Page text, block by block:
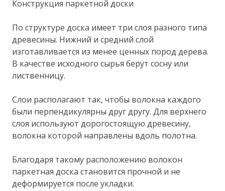
Конструкция паркетной доски
По структуре доска имеет три слоя разного типа
древесины. Нижний и средний слой
изготавливается из менее ценных пород дерева.
В качестве исходного сырья берут сосну или
лиственницу.
Слои располагают так, чтобы волокна каждого
были перпендикулярны друг другу. Для верхнего
слоя используют дорогостоящую древесину,
волокна которой направлены вдоль полотна.
Благодаря такому расположению волокон
паркетная доска становится прочной и не
деформируется после укладки.